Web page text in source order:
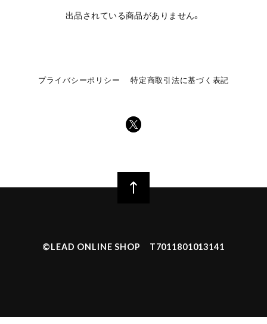
出品されている商品がありません。
プライバシーポリシー 特定商取引法に基づく表記
©︎LEAD ONLINE SHOP T7011801013141